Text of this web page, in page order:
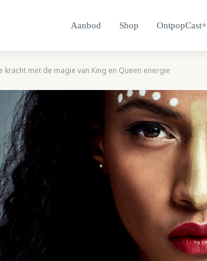
Aanbod Shop OntpopCast+
kracht met de magie van King en Queen energie